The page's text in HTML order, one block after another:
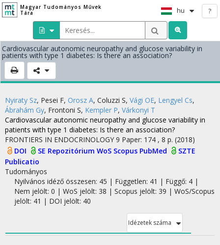
Magyar Tudományos Művek
Tára
hu ?
Cardiovascular autonomic neuropathy and glucose variability in
patients with type 1 diabetes: Is there an association?
Nyiraty Sz, Pesei F, Orosz A, Coluzzi S, Vági OE, Lengyel Cs,
Ábrahám Gy, Frontoni S, Kempler P, Várkonyi T
Cardiovascular autonomic neuropathy and glucose variability in
patients with type 1 diabetes: Is there an association?
FRONTIERS IN ENDOCRINOLOGY 9 Paper: 174 , 8 p. (2018)
DOI
SE Repozitórium WoS Scopus PubMed
SZTE
Publicatio
Tudományos
Nyilvános idéző összesen: 45 | Független: 41 | Függő: 4 |
Nem jelölt: 0 | WoS jelölt: 38 | Scopus jelölt: 39 | WoS/Scopus
jelölt: 41 | DOI jelölt: 40
Idézetek száma